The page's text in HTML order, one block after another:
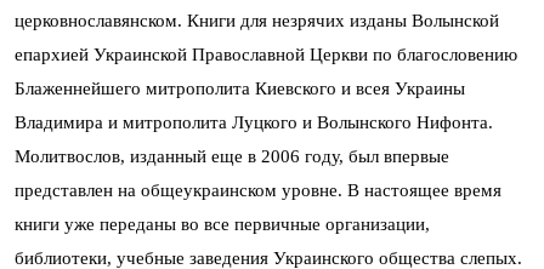
церковнославянском. Книги для незрячих изданы Волынской
епархией Украинской Православной Церкви по благословению
Блаженнейшего митрополита Киевского и всея Украины
Владимира и митрополита Луцкого и Волынского Нифонта.
Молитвослов, изданный еще в 2006 году, был впервые
представлен на общеукраинском уровне. В настоящее время
книги уже переданы во все первичные организации,
библиотеки, учебные заведения Украинского общества слепых.